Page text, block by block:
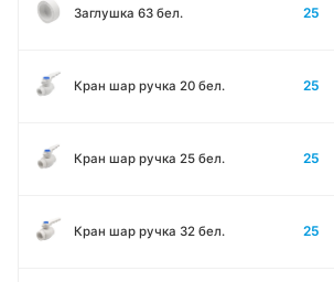
Заглушка 63 бел. 25
Кран шар ручка 20 бел. 25
Кран шар ручка 25 бел. 25
Кран шар ручка 32 бел. 25